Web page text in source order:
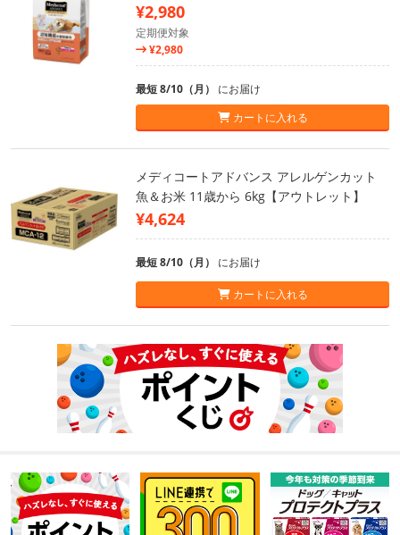
¥2,980
定期便対象
¥2,980
最短 8/10（月） にお届け
カートに入れる
メディコートアドバンス アレルゲンカット
魚＆お米 11歳から 6kg【アウトレット】
¥4,624
最短 8/10（月） にお届け
カートに入れる